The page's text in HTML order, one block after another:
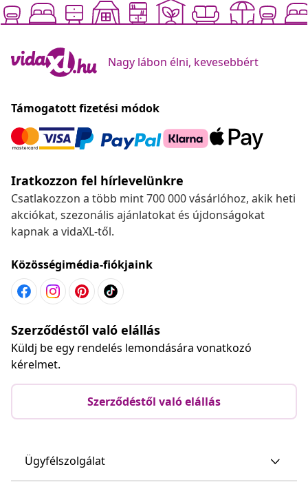
Nagy lábon élni, kevesebbért
Támogatott fizetési módok
Iratkozzon fel hírlevelünkre
Csatlakozzon a több mint 700 000 vásárlóhoz, akik heti
akciókat, szezonális ajánlatokat és újdonságokat
kapnak a vidaXL-től.
Közösségimédia-fiókjaink
Szerződéstől való elállás
Küldj be egy rendelés lemondására vonatkozó
kérelmet.
Szerződéstől való elállás
Ügyfélszolgálat